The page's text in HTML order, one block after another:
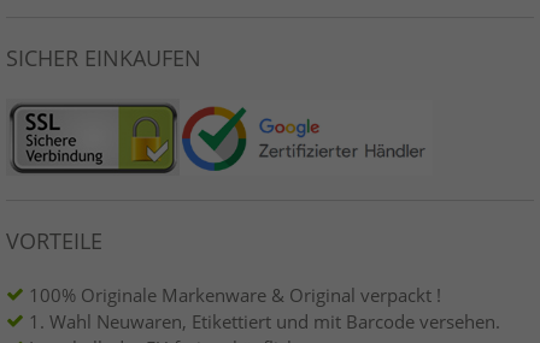
SICHER EINKAUFEN
VORTEILE
100% Originale Markenware & Original verpackt !
1. Wahl Neuwaren, Etikettiert und mit Barcode versehen.